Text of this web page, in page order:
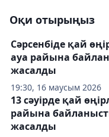
Оқи отырыңыз
19:30, 16 маусым 2026
Сәрсенбіде қай
ауа райына
жасалды
13 сәуірде қай
райына
жасалды